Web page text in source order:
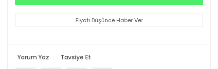
Fiyatı Düşünce Haber Ver
Yorum Yaz Tavsiye Et